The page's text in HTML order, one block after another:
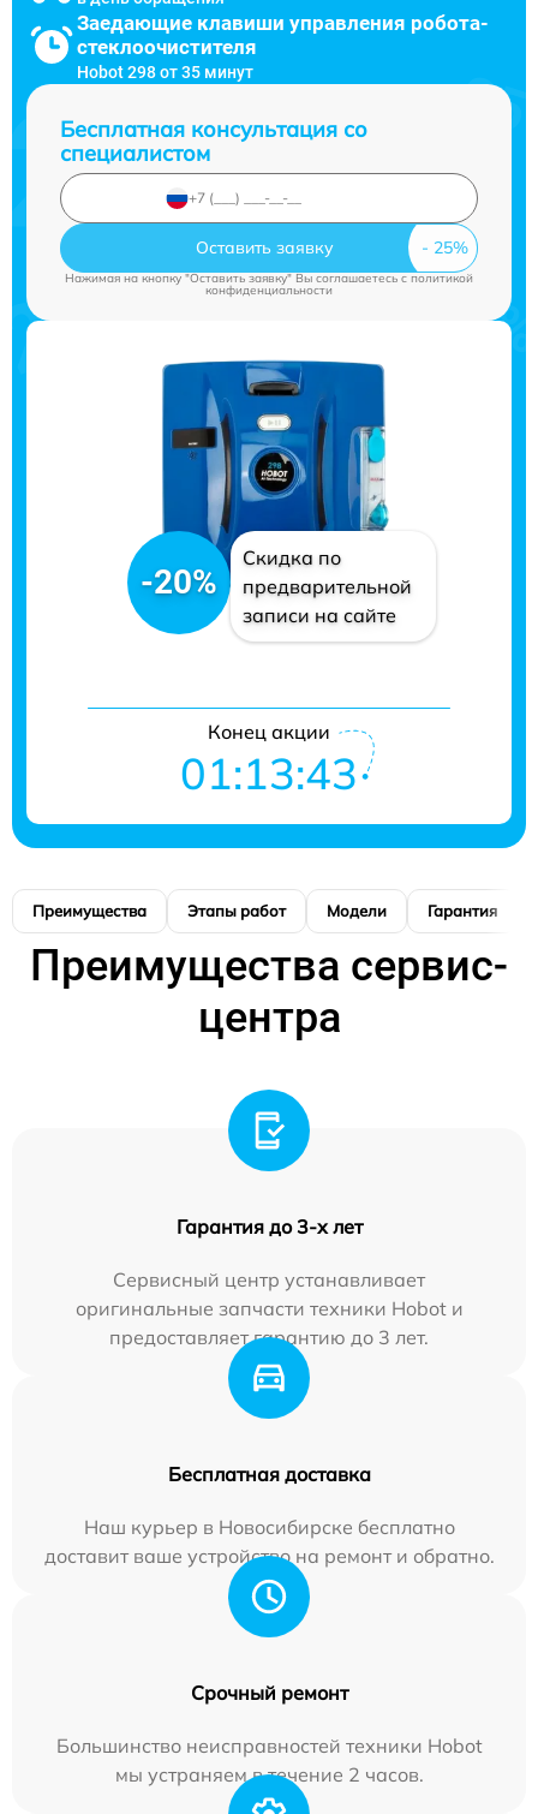
Заедающие клавиши управления робота-
стеклоочистителя
Hobot 298 от 35 минут
Бесплатная консультация со
специалистом
Оставить заявку
Нажимая на кнопку "Оставить заявку" Вы соглашаетесь cполитикой
конфиденциальности
-20%
Скидка по
предварительной
записи на сайте
Конец акции
01:13:42
Преимущества Этапы работ Модели Гарантия
Преимущества сервис-
центра
Гарантия до 3-х лет
Сервисный центр устанавливает
оригинальные запчасти техники Hobot и
предоставляет гарантию до 3 лет.
Бесплатная доставка
Наш курьер в Новосибирске бесплатно
доставит ваше устройство на ремонт и обратно.
Срочный ремонт
Большинство неисправностей техники Hobot
мы устраняем в течение 2 часов.